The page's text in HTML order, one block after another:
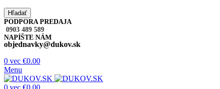
Hľadať
PODPORA PREDAJA
0903 489 589
NAPÍŠTE NÁM
objednavky@dukov.sk
0 vec €0.00
Menu
0 vec €0.00